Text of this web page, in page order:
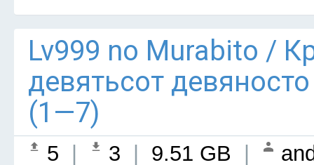
Lv999 no Murabito /
девятьсот
(1—7)
5 3 9.51 GB